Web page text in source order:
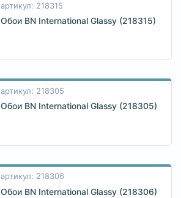
артикул: 218315
Обои BN International Glassy (218315)
артикул: 218305
Обои BN International Glassy (218305)
артикул: 218306
Обои BN International Glassy (218306)